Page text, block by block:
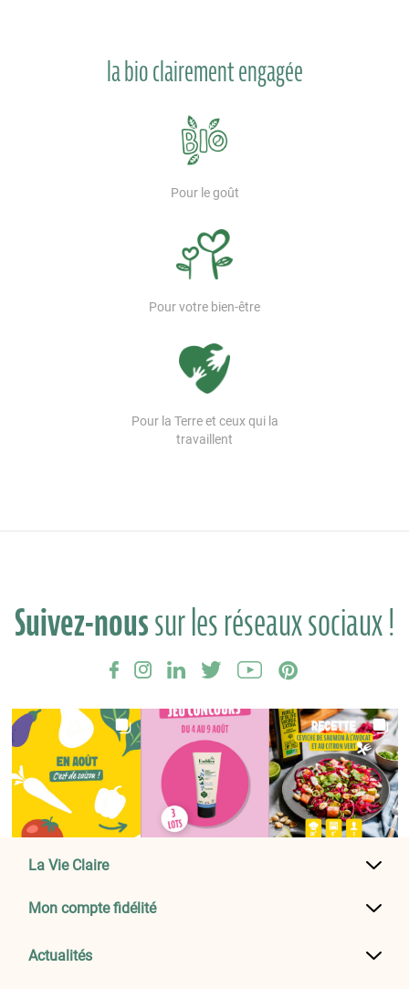
la bio clairement engagée
Pour le goût
Pour votre bien-être
Pour la Terre et ceux qui la
travaillent
Suivez-noussur les réseaux sociaux !
La Vie Claire
Mon compte fidélité
Actualités